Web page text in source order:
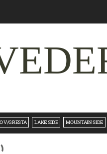
V/GRESTA LAKE SIDE MOUNTAIN SIDE